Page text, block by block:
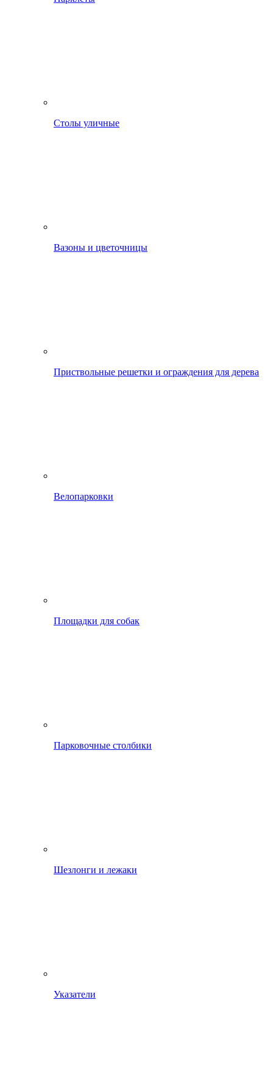
Столы уличные
Вазоны и цветочницы
Приствольные решетки и ограждения для дерева
Велопарковки
Площадки для собак
Парковочные столбики
Шезлонги и лежаки
Указатели